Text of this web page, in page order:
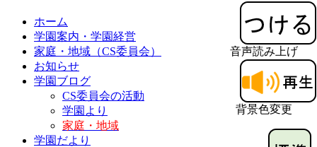
音声読み上げ
背景色変更
ホーム
学園案内・学園経営
家庭・地域（CS委員会）
お知らせ
学園ブログ
CS委員会の活動
学園より
家庭・地域
学園だより